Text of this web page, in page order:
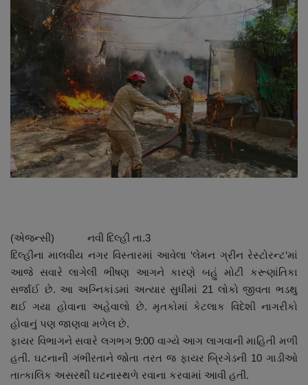
About Author
Contact
Dipotsav Special
આંતરરાષ્ટ્રીય
રાષ્ટ્રીય
Support US
બજારના સમાચાર
નાણાંકીય સમાચાર
સ્થાનિક સમાચાર
(એજન્સી) નવી દિલ્હી તા.3
દિલ્હીના માલવીય નગર વિસ્તારમાં આવેલા ‘લેમન ગ્રીન રેસ્ટોરન્ટ‘માં
આજે સવારે લાગેલી ભીષણ આગને કારણે બહું મોટી કરૂણાંતિકા
સર્જાઈ છે. આ અગ્નિકાંડમાં અત્યાર સુધીમાં 21 લોકો જીવતા ભડથુ
થઈ ગયા હોવાના અહેવાલો છે. મૃતકોમાં કેટલાક વિદેશી નાગરીકો
હોવાનું પણ જાણવા મળેલ છે.
ફાયર વિભાગને સવારે લગભગ 9:00 વાગ્યે આગ લાગવાની માહિતી મળી
હતી. ઘટનાની ગંભીરતાને જોતા તરત જ ફાયર બ્રિગેડની 10 ગાડીઓ
તાત્કાલિક અસરથી ઘટનાસ્થળે રવાના કરવામાં આવી હતી.